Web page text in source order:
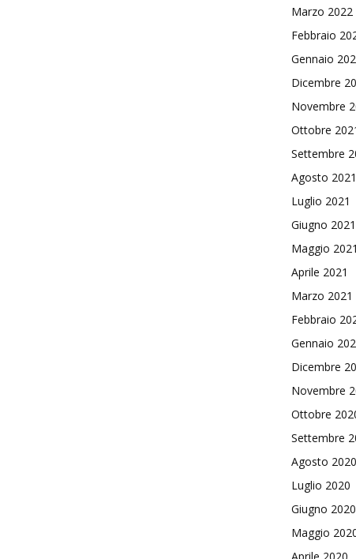
Marzo 2022
Febbraio
Gennaio
Dicembre
Novembre
Ottobre
Settembre
Agosto 2021
Luglio 2021
Giugno 2021
Maggio 2021
Aprile 2021
Marzo 2021
Febbraio
Gennaio
Dicembre
Novembre
Ottobre
Settembre
Agosto 2020
Luglio 2020
Giugno 2020
Maggio